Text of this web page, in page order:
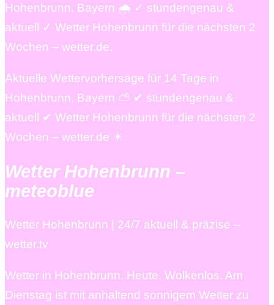
Hohenbrunn, Bayern 🌧️ ✓ stundengenau &
aktuell ✓ Wetter Hohenbrunn für die nächsten 2
Wochen – wetter.de.
Aktuelle Wettervorhersage für 14 Tage in
Hohenbrunn, Bayern ⛅ ✔ stundengenau &
aktuell ✔ Wetter Hohenbrunn für die nächsten 2
Wochen – wetter.de ☀
Wetter Hohenbrunn –
meteoblue
Wetter Hohenbrunn | 24/7 aktuell & präzise –
wetter.tv
Wetter in Hohenbrunn. Heute. Wolkenlos. Am
Dienstag ist mit anhaltend sonnigem Wetter zu